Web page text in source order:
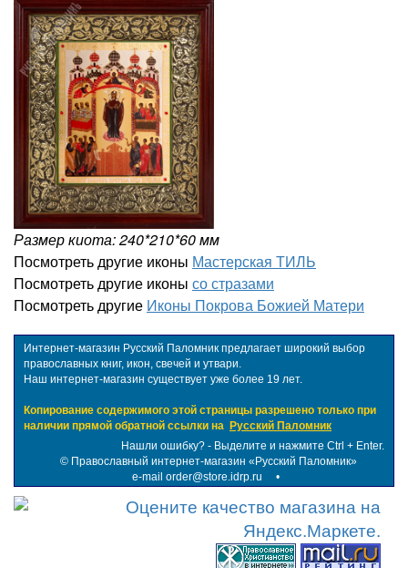
Размер киота: 240*210*60 мм
Посмотреть другие иконы Мастерская ТИЛЬ
Посмотреть другие иконы со стразами
Посмотреть другие Иконы Покрова Божией Матери
Интернет-магазин Русский Паломник предлагает широкий выбор
православных книг, икон, свечей и утвари.
Наш интернет-магазин существует уже более 19 лет.
Копирование содержимого этой страницы разрешено только при
наличии прямой обратной ссылки на Русский Паломник
Нашли ошибку? - Выделите и нажмите Ctrl + Enter.
© Православный интернет-магазин «Русский Паломник»
e-mail order@store.idrp.ru •